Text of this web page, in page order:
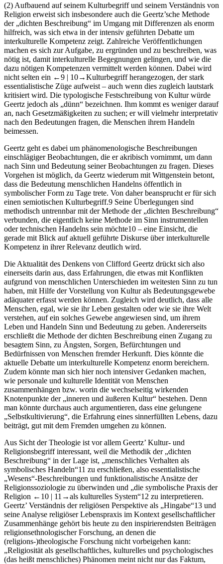
(2) Aufbauend auf seinem Kulturbegriff und seinem Verständnis von
Religion erweist sich insbesondere auch die Geertz’sche Methode
der „dichten Beschreibung“ im Umgang mit Differenzen als enorm
hilfreich, was sich etwa in der intensiv geführten Debatte um
interkulturelle Kompetenz zeigt. Zahlreiche Veröffentlichungen
machen es sich zur Aufgabe, zu ergründen und zu beschreiben, was
nötig ist, damit interkulturelle Begegnungen gelingen, und wie die
dazu nötigen Kompetenzen vermittelt werden können. Dabei wird
nicht selten ein ←9 | 10→Kulturbegriff herangezogen, der stark
essentialistische Züge aufweist – auch wenn dies zugleich lautstark
kritisiert wird. Die typologische Festschreibung von Kultur würde
Geertz jedoch als „dünn“ bezeichnen. Ihm kommt es weniger darauf
an, nach Gesetzmäßigkeiten zu suchen; er will vielmehr interpretativ
nach den Bedeutungen fragen, die Menschen ihrem Handeln
beimessen.
Geertz geht es dabei um phänomenologische Beschreibungen
einschlägiger Beobachtungen, die er akribisch vornimmt, um dann
nach Sinn und Bedeutung seiner Beobachtungen zu fragen. Dieses
Vorgehen ist möglich, da Geertz wiederum mit Wittgenstein betont,
dass die Bedeutung menschlichen Handelns öffentlich in
symbolischer Form zu Tage trete. Von daher beansprucht er für sich
einen semiotischen Kulturbegriff.9 Seine Überlegungen sind
methodisch untrennbar mit der Methode der „dichten Beschreibung“
verbunden, die eigentlich keine Methode im Sinn instrumentellen
oder technischen Handelns sein möchte10 – eine Einsicht, die
gerade mit Blick auf aktuell geführte Diskurse über interkulturelle
Kompetenz in ihrer Relevanz deutlich wird.
Die Aktualität des Denkens von Clifford Geertz drückt sich also
einerseits darin aus, dass Erfahrungen, die etwas mit Konflikten
aufgrund von menschlichen Unterschieden im weitesten Sinn zu tun
haben, mit Hilfe der Vorstellung von Kultur als Bedeutungsgewebe
adäquater erfasst werden können. Zugleich wird deutlich, dass alle
Menschen, egal, wie sie ihr Leben gestalten oder wie sie ihre Welt
verstehen, auf ein solches Gewebe angewiesen sind, um ihrem
Leben und Handeln Sinn und Bedeutung zu geben. Andererseits
erschließt die Methode der dichten Beschreibung einen Zugang zu
besagtem Sinn, zu Ängsten, Sorgen, Befürchtungen und
Bedürfnissen von Menschen fremder Herkunft. Dies könnte die
aktuelle Debatte um interkulturelle Kompetenz enorm bereichern.
Zudem könnte man sich hier noch intensiver Gedanken machen,
wie personale und kulturelle Identität von Menschen
zusammenhängen bzw. worin die wechselseitig wirkenden
Knotenpunkte der „inneren und äußeren Kultur“ bestehen. Denn
man könnte durchaus auch argumentieren, dass eine gelungene
„Selbstkultivierung“, die Erfahrung eines sinnerfüllten Lebens, dazu
beiträgt, gut mit dem Fremden umgehen zu können.
Aus Sicht der Theologie ist vor allem Geertz’ Kultur- und
Religionsbegriff interessant, weil die Methodik der „dichten
Beschreibung“ in der Lage ist, „menschliches Verhalten als
symbolisches Handeln“11 zu erschließen, also essentialistische
„Wesens“-Beschreibungen und funktionalistische Ansätze der
Religionssoziologie zu überwinden und „die symbolische Praxis der
Religion ←10 | 11→als kulturelles System“12 zu interpretieren.
Geertz’ Verständnis der religiösen Perspektive als „Hingabe“13 und
seine Analyse religiöser Lebenspraxis im Kontext gesellschaftlicher
Zusammenhänge gehört bis heute zu den inspirierendsten Beiträgen
religionsethnologischer Forschung, an denen die
(religions-)theologische Forschung nicht vorbeigehen kann:
„Religiosität als gesellschaftliches, kulturelles und psychologisches
(das heißt menschliches) Phänomen meint nicht nur das Faktum,